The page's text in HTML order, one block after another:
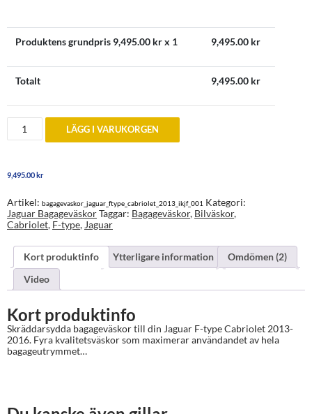
Produktens grundpris 9,495.00 kr x 1 9,495.00 kr
Totalt 9,495.00 kr
Bagageväskor
Jaguar
Cabriolet
2016
mängd
LÄGG I VARUKORGEN
9,495.00kr
Artikel: bagagevaskor_jaguar_ftype_cabriolet_2013_ikjf_001 Kategori:
Jaguar BagageväskorTaggar: Bagageväskor, Bilväskor,
Cabriolet, F-type, Jaguar
Kort produktinfo Ytterligare information
Omdömen (2)
Video
Kort produktinfo
Skräddarsydda bagageväskor till din Jaguar F-type Cabriolet 2013-
2016. Fyra kvalitetsväskor som maximerar användandet av hela
bagageutrymmet…